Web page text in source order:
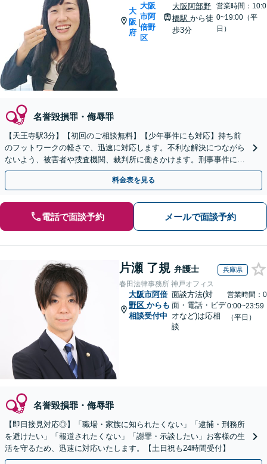
大
阪
府
|
大阪
市阿
倍野
区
大阪阿部野
橋駅から徒
歩3分
営業時間：10:0
0~19:00（平
日）
名誉毀損罪・侮辱罪
【天王寺駅3分】【初回のご相談無料】【少年事件にも対応】持ち前
のフットワークの軽さで、迅速に対応します。不利な解決につながら
ないよう、被害者や捜査機関、裁判所に働きかけます。刑事事件に巻
き込まれたらすぐにご連絡を【電話・WEB面談可能】
料金表を見る
電話で面談予約 メールで面談予約
片瀬 了規 弁護士 兵庫県
春田法律事務所 神戸オフィス
大阪市阿倍
野区 からも
相談受付中
面談方法(対
面・電話・ビデ
オなど)は応相
談
営業時間：0
0:00~23:59
（平日）
名誉毀損罪・侮辱罪
【即日接見対応◎】「職場・家族に知られたくない」「逮捕・刑務所
を避けたい」「報道されたくない」「謝罪・示談したい」お客様の生
活を守るため、迅速に対応いたします。【土日祝も24時間受付】